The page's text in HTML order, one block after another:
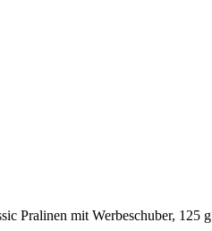
Pralinen mit Werbeschuber, 125 g